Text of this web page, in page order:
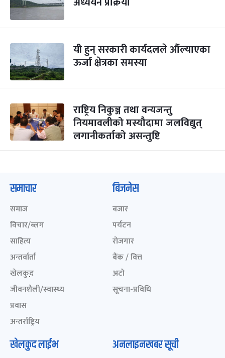
यी हुन् सरकारी कार्यदलले औंल्याएका
ऊर्जा क्षेत्रका समस्या
राष्ट्रिय निकुञ्ज तथा वन्यजन्तु
नियमावलीको मस्यौदामा जलविद्युत्
लगानीकर्ताको असन्तुष्टि
समाचार
समाज
विचार/ब्लग
साहित्य
अन्तर्वार्ता
खेलकुद़़
जीवनशैली/स्वास्थ्य
प्रवास
अन्तर्राष्ट्रिय
बिजनेस
बजार
पर्यटन
रोजगार
बैंक / वित्त
अटो
सूचना-प्रविधि
खेलकुद लाईभ अनलाइनखबर सूची